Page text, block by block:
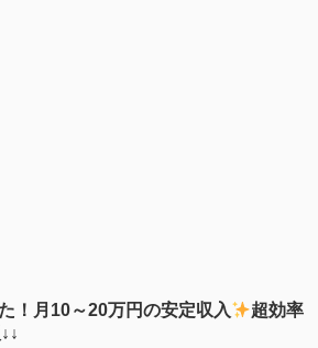
！月10～20万円の安定収入
超効率